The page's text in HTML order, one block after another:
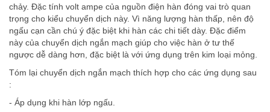
chảy. Đặc tính volt ampe của nguồn điện hàn đóng vai trò quan
trọng cho kiểu chuyển dịch này. Vì năng lượng hàn thấp, nên độ
ngấu cạn cần chú ý đặc biệt khi hàn các chi tiết dày. Đặc điểm
này của chuyển dịch ngắn mạch giúp cho việc hàn ở tư thế
ngược dễ dàng hơn, đặc biệt là với ứng dụng trên kim loại mỏng.
Tóm lại chuyển dịch ngắn mạch thích hợp cho các ứng dụng sau
:
- Áp dụng khi hàn lớp ngấu.